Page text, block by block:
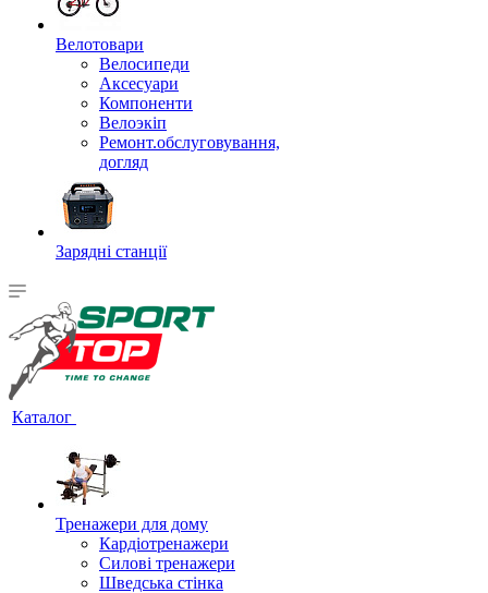
Велотовари
Велосипеди
Аксесуари
Компоненти
Велоэкіп
Ремонт.обслуговування,
догляд
Зарядні станції
Каталог
Тренажери для дому
Кардіотренажери
Силові тренажери
Шведська стінка